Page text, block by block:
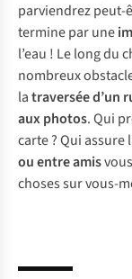
parviendrez peut-
termine par une
l’eau ! Le long du
nombreux
latraversée d’un
aux photos. Qui
carte ? Qui assure
ou entre amis
choses sur vous-